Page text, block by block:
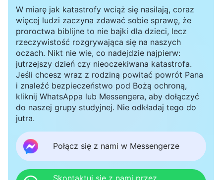
mnie od pasa w górę, związali mi ręce z tyłu i
wygięli je w górę. Gdy się zmęczyli, oparli mi
dłonie na szufladzie. Wytrzymałem ból i nie
powiedziałem nic. Widząc, że ich taktyka nie
działa, wypróbowali inny nikczemny sposób.
Przykuli mnie kajdankami do żelaznego krzesła i
przyczepili jeden koniec przewodu
elektrycznego do moich dużych palców, a drugi
koniec do paralizatora, zaczęli polewać mnie
zimną wodą, powodując porażenia prądem.
Miałem spazmy całego ciała od porażenia
W miarę jak katastrofy wciąż się nasilają, coraz
więcej ludzi zaczyna zdawać sobie sprawę, że
proroctwa biblijne to nie bajki dla dzieci, lecz
rzeczywistość rozgrywająca się na naszych
oczach. Nikt nie wie, co nadejdzie najpierw:
jutrzejszy dzień czy nieoczekiwana katastrofa.
Jeśli chcesz wraz z rodziną powitać powrót Pana
i znaleźć bezpieczeństwo pod Bożą ochroną,
kliknij WhatsAppa lub Messengera, aby dołączyć
do naszej grupy studyjnej. Nie odkładaj tego do
jutra.
Połącz się z nami w Messengerze
Skontaktuj się z nami przez